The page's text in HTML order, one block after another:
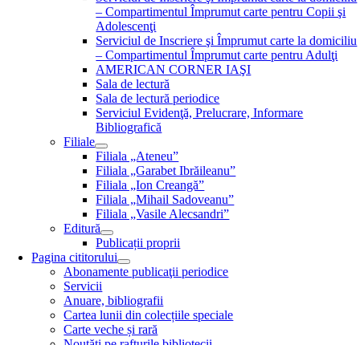
– Compartimentul Împrumut carte pentru Copii şi
Adolescenţi
Serviciul de Inscriere şi Împrumut carte la domiciliu
– Compartimentul Împrumut carte pentru Adulţi
AMERICAN CORNER IAŞI
Sala de lectură
Sala de lectură periodice
Serviciul Evidenţă, Prelucrare, Informare
Bibliografică
Filiale
Filiala „Ateneu”
Filiala „Garabet Ibrăileanu”
Filiala „Ion Creangă”
Filiala „Mihail Sadoveanu”
Filiala „Vasile Alecsandri”
Editură
Publicații proprii
Pagina cititorului
Abonamente publicaţii periodice
Servicii
Anuare, bibliografii
Cartea lunii din colecțiile speciale
Carte veche și rară